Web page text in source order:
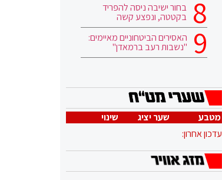
בחור ישיבה ניסה להפריד
בקטטה, ונפצע קשה
האסירים הביטחוניים מאיימים:
"נשבות רעב ברמאדן"
מטבע שער יציג
שינוי
עדכון אחרון: